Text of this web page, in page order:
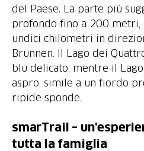
del Paese. La parte più
profondo fino a 200 metri,
undici chilometri in
Brunnen. Il Lago dei
blu delicato, mentre il
aspro, simile a un fiordo
ripide sponde.
smarTrail –
tutta la famiglia